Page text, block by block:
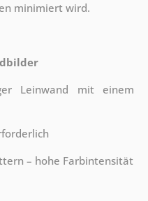
minimiert wird.
Leinwand mit einem
– hohe Farbintensität